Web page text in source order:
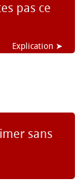
pas ce
Explication ➤
sans